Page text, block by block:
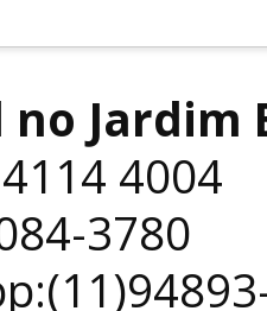
Jardim
4004
3780